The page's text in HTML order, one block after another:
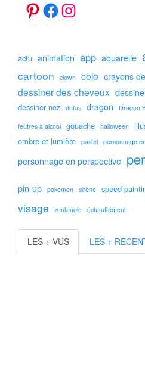
actu animation app aquarelle
cartoon clown colo crayons
dessiner des cheveux
dessiner nez dofus dragon Dragon
feutres à alcool gouache halloween
ombre et lumière pastel personnage
personnage en perspective
pin-up pokemon sirène speed
visage zentangle échauffement
LES + VUS LES +